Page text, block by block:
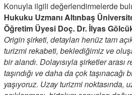
Konuyla ilgili değerlendirmelerde
Hukuku Uzmanı Altınbaş
Öğretim Üyesi Doç. Dr. İlyas
Origin şirketi, detayları henüz tam
turizmi rekabeti, beklediğimiz ve
bir alandı. Dolayısıyla şirketler
taşındığı ve daha da çok
yaşıyoruz. Uzay turizmi noktasında,